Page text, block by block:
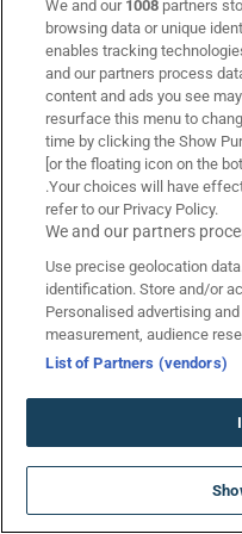
Προγνωστικά
Στοιχηματικές Εταιρίες
Τζίροι Αγώνων
Πτώση Αποδόσεων
Κουπόνι Πάμε Στοίχημα
Livescore
Promo Code
Δώρα*
We and our 1008 partners
browsing data or unique
enables tracking
and our partners process
content and ads you see
resurface this menu to
time by clicking the Show
[or the floating icon on the
.Your choices will have
refer to our Privacy Policy.
We and our partners
Use precise geolocation
identification. Store and/or
Personalised advertising
measurement, audience
List of Partners (vendors)